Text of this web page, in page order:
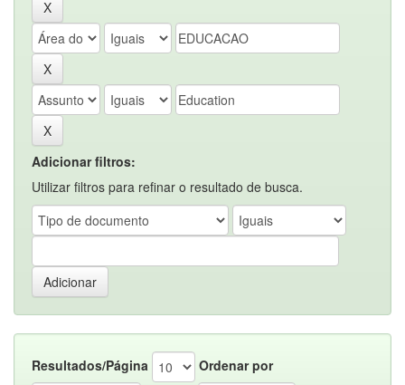
Adicionar filtros:
Utilizar filtros para refinar o resultado de busca.
Resultados/Página
Ordenar por